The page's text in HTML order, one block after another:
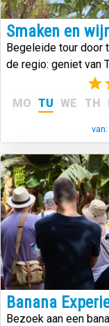
Smaken en
Begeleide tour door
de regio: geniet van
MO TU WE TH
van:
Banana
Bezoek aan een